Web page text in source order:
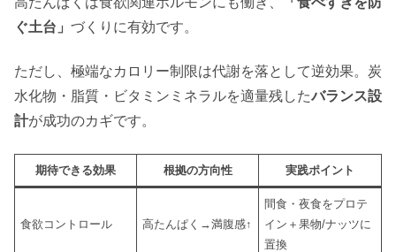
ぐ土台」 づくりに有効です。
ただし、極端なカロリー制限は代謝を落として逆効果。炭
水化物・脂質・ビタミンミネラルを適量残したバランス設
計が成功のカギです。
期待できる効果 根拠の方向性 実践ポイント
食欲コントロール 高たんぱく→満腹感↑
間食・夜食をプロテ
イン＋果物/ナッツに
置換